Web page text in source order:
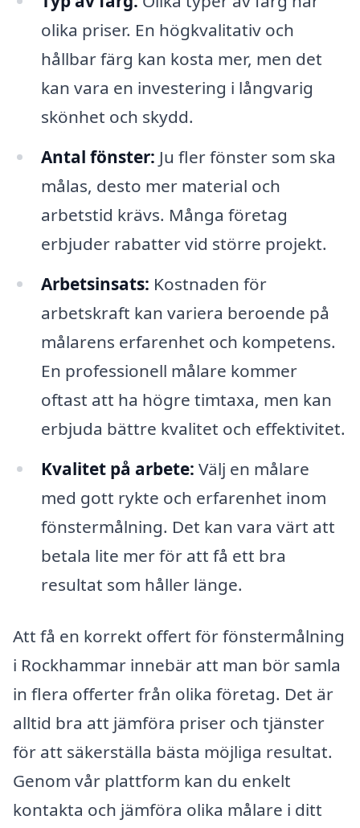
olika priser. En högkvalitativ och
hållbar färg kan kosta mer, men det
kan vara en investering i långvarig
skönhet och skydd.
Antal fönster: Ju fler fönster som ska
målas, desto mer material och
arbetstid krävs. Många företag
erbjuder rabatter vid större projekt.
Arbetsinsats: Kostnaden för
arbetskraft kan variera beroende på
målarens erfarenhet och kompetens.
En professionell målare kommer
oftast att ha högre timtaxa, men kan
erbjuda bättre kvalitet och effektivitet.
Kvalitet på arbete: Välj en målare
med gott rykte och erfarenhet inom
fönstermålning. Det kan vara värt att
betala lite mer för att få ett bra
resultat som håller länge.
Att få en korrekt offert för fönstermålning
i Rockhammar innebär att man bör samla
in flera offerter från olika företag. Det är
alltid bra att jämföra priser och tjänster
för att säkerställa bästa möjliga resultat.
Genom vår plattform kan du enkelt
kontakta och jämföra olika målare i ditt